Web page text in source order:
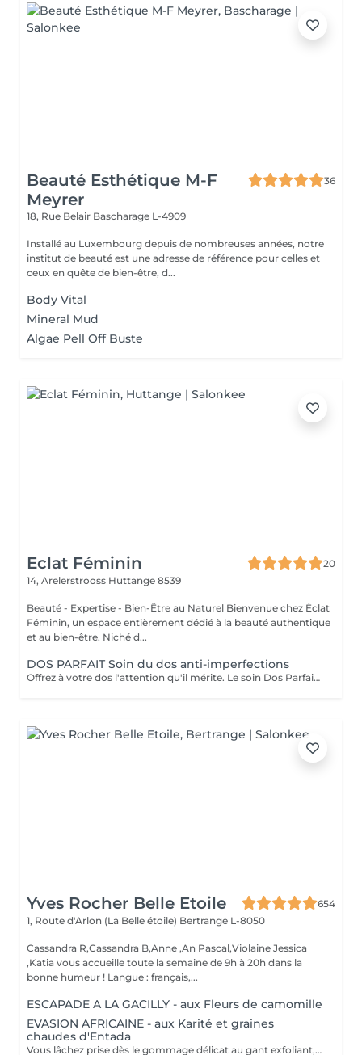
Beauté Esthétique M-F
Meyrer
36
18, Rue Belair Bascharage L-4909
Installé au Luxembourg depuis de nombreuses années, notre
institut de beauté est une adresse de référence pour celles et
ceux en quête de bien-être, d...
Body Vital
Mineral Mud
Algae Pell Off Buste
Eclat Féminin
20
14, Arelerstrooss Huttange 8539
Beauté - Expertise - Bien-Être au Naturel Bienvenue chez Éclat
Féminin, un espace entièrement dédié à la beauté authentique
et au bien-être. Niché d...
DOS PARFAIT Soin du dos anti-imperfections
Offrez à votre dos l'attention qu'il mérite. Le soin Dos Parfait purifie, lisse et rééquilibre la peau, pour un dos éclatant de santé et de bien-être. Il peut inclure une dermabrasion douce, selon les besoins de votre peau, pour un résultat encore plus uniforme et affiné. Grâce à des gestes experts et des produits soigneusement sélectionnés, dites adieu aux imperfections et redécouvrez une peau douce, lisse et visiblement sublimée. Résultat : un dos pur, lumineux et visiblement revitalisé. Découvrez l'ensemble de mes rituels et prestations exclusives sur: www.eclat-feminin.lu - SCROLLER VERS LE HAUT - DESCRIPTION -
Yves Rocher Belle Etoile
654
1, Route d'Arlon (La Belle étoile) Bertrange L-8050
Cassandra R,Cassandra B,Anne ,An Pascal,Violaine Jessica
,Katia vous accueille toute la semaine de 9h à 20h dans la
bonne humeur ! Langue : français,...
ESCAPADE A LA GACILLY - aux Fleurs de camomille
EVASION AFRICAINE - aux Karité et graines
chaudes d'Entada
Vous lâchez prise dès le gommage délicat au gant exfoliant, qui alterne lissages et effleurages. Notre esthéticienne applique ensuite lonctueuse huile Orientale à base dhuile dArgan sur lensemble de votre corps et grâce à sa gestuelle précise libère lensemble des tensions. Bénéfices : Vous êtes délassée et votre peau est douce et satinée.